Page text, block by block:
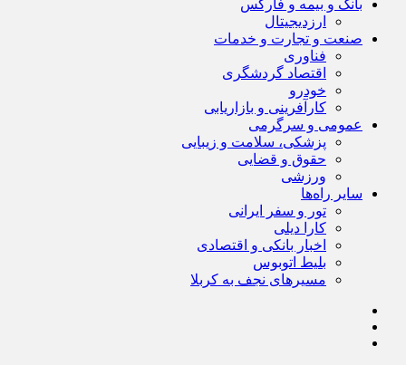
بانک و بیمه و فارکس
ارزدیجیتال
صنعت و تجارت و خدمات
فناوری
اقتصاد گردشگری
خودرو
کارآفرینی و بازاریابی
عمومی و سرگرمی
پزشکی، سلامت و زیبایی
حقوق و قضایی
ورزشی
سایر راه‌ها
تور و سفر ایرانی
کارا دیلی
اخبار بانکی و اقتصادی
بلیط اتوبوس
مسیرهای نجف به کربلا